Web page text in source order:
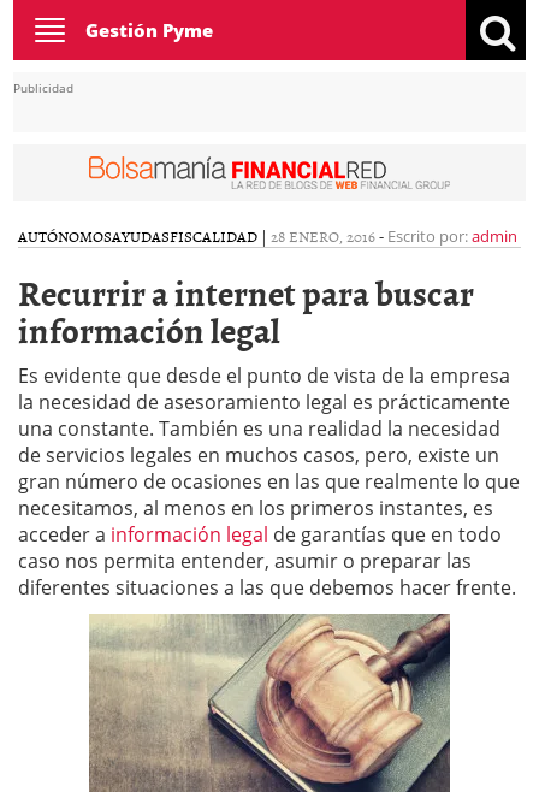
Toggle
navigation
Gestión Pyme
Publicidad
AUTÓNOMOSAYUDASFISCALIDAD | 28 ENERO, 2016- Escrito por:admin
Recurrir a internet para buscar
información legal
Es evidente que desde el punto de vista de la empresa
la necesidad de asesoramiento legal es prácticamente
una constante. También es una realidad la necesidad
de servicios legales en muchos casos, pero, existe un
gran número de ocasiones en las que realmente lo que
necesitamos, al menos en los primeros instantes, es
acceder a información legal de garantías que en todo
caso nos permita entender, asumir o preparar las
diferentes situaciones a las que debemos hacer frente.